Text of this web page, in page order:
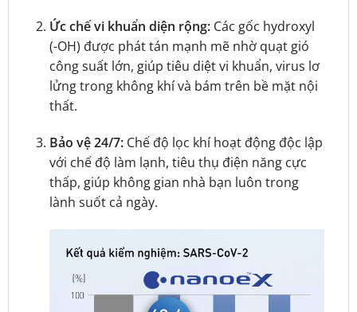
Ức chế vi khuẩn diện rộng:Các gốc hydroxyl
(-OH) được phát tán mạnh mẽ nhờ quạt gió
công suất lớn, giúp tiêu diệt vi khuẩn, virus lơ
lửng trong không khí và bám trên bề mặt nội
thất.
Bảo vệ 24/7:Chế độ lọc khí hoạt động độc lập
với chế độ làm lạnh, tiêu thụ điện năng cực
thấp, giúp không gian nhà bạn luôn trong
lành suốt cả ngày.